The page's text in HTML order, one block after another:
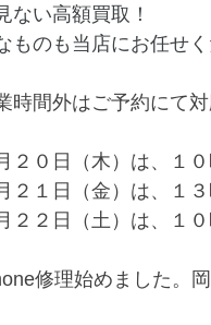
ない高額買取！
ものも当店にお任せく
時間外はご予約にて対
２０日（木）は、１
２１日（金）は、１
２２日（土）は、１
修理始めました。